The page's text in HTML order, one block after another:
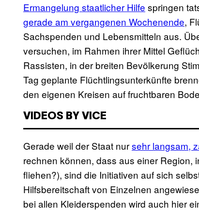
Ermangelung staatlicher Hilfe springen
gerade am vergangenen Wochenende,
Sachspenden und Lebensmitteln aus.
versuchen, im Rahmen ihrer Mittel
Rassisten, in der breiten Bevölkerung
Tag geplante Flüchtlingsunterkünfte
den eigenen Kreisen auf fruchtbaren
VIDEOS BY VICE
Gerade weil der Staat nursehr langsam,
rechnen können, dass aus einer Region,
fliehen?), sind die Initiativen auf sich
Hilfsbereitschaft von Einzelnen
bei allen Kleiderspenden wird auch hier